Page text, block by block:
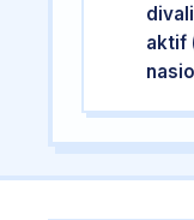
aktif